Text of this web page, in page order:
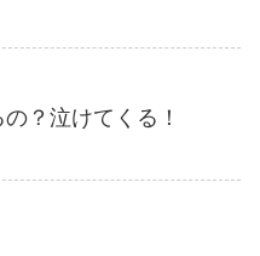
？泣けてくる！